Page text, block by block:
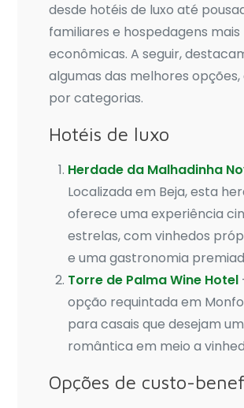
desde hotéis de luxo até
familiares e hospedagens mais
econômicas. A seguir,
algumas das melhores opções,
por categorias.
Hotéis de luxo
Herdade da Malhadinha
Localizada em Beja, esta
oferece uma experiência
estrelas, com vinhedos
e uma gastronomia
Torre de Palma Wine Hotel
opção requintada em
para casais que desejam
romântica em meio a
Opções de custo-